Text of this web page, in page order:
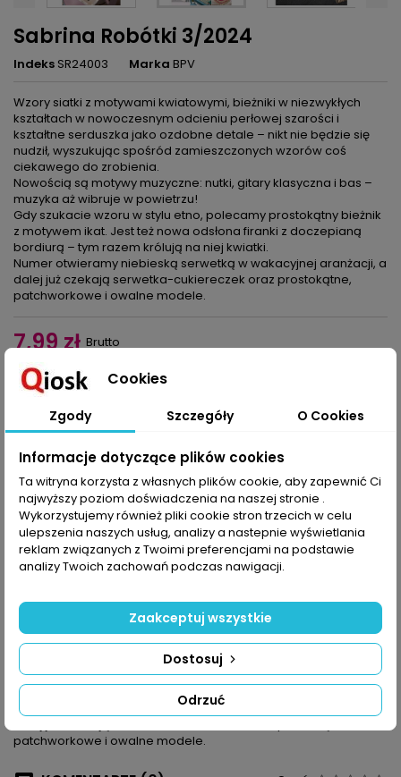
Sabrina Robótki 3/2024
Indeks SR24003 Marka BPV
Wzory siatki z motywami kwiatowymi, bieżniki w niezwykłych
kształtach w nowoczesnym odcieniu perłowej szarości i
kształtne serduszka jako ozdobne detale – nikt nie będzie się
nudził, wyszukując spośród zamieszczonych wzorów coś
ciekawego do zrobienia.
Nowością są motywy muzyczne: nutki, gitary klasyczna i bas –
muzyka aż wibruje w powietrzu!
Gdy szukacie wzoru w stylu etno, polecamy prostokątny bieżnik
z motywem ikat. Jest też nowa odsłona firanki z doczepianą
bordiurą – tym razem królują na niej kwiatki.
Numer otwieramy niebieską serwetką w wakacyjnej aranżacji, a
dalej już czekają serwetka-cukiereczek oraz prostokątne,
patchworkowe i owalne modele.
7,99 zł Brutto
Ilość 
OPIS SZCZEGÓŁY PRODUKTU
Wzory siatki z motywami kwiatowymi, bieżniki w niezwykłych
kształtach w nowoczesnym odcieniu perłowej szarości i
ciekawego do zrobienia.
Nowością są motywy muzyczne: nutki, gitary klasyczna i bas –
muzyka aż wibruje w powietrzu!
Gdy szukacie wzoru w stylu etno, polecamy prostokątny bieżnik
z motywem ikat. Jest też nowa odsłona firanki z doczepianą
bordiurą – tym razem królują na niej kwiatki.
Numer otwieramy niebieską serwetką w wakacyjnej aranżacji, a
patchworkowe i owalne modele.
Cookies
Zgody Szczegóły O Cookies
Informacje dotyczące plików cookies
Ta witryna korzysta z własnych plików cookie, aby zapewnić Ci
najwyższy poziom doświadczenia na naszej stronie .
Wykorzystujemy również pliki cookie stron trzecich w celu
ulepszenia naszych usług, analizy a nastepnie wyświetlania
reklam związanych z Twoimi preferencjami na podstawie
analizy Twoich zachowań podczas nawigacji.
Odrzuć
Dostosuj
Zaakceptuj wszystkie